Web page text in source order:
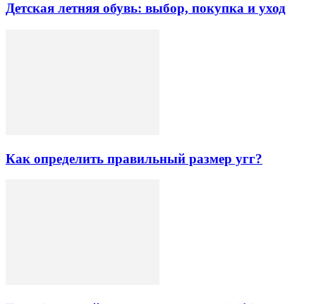
Детская летняя обувь: выбор, покупка и уход
Как определить правильный размер угг?